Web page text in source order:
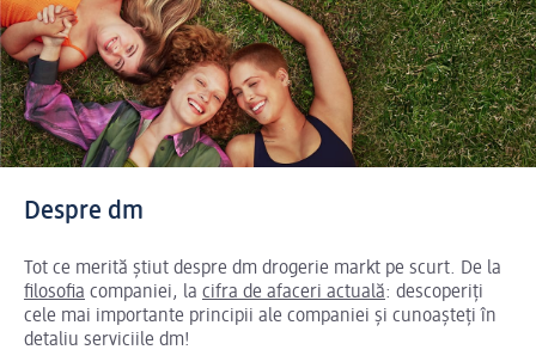
Despre dm
Tot ce merită știut despre dm drogerie markt pe scurt. De la
filosofia companiei, la cifra de afaceri actuală: descoperiți
cele mai importante principii ale companiei și cunoașteți în
detaliu serviciile dm!